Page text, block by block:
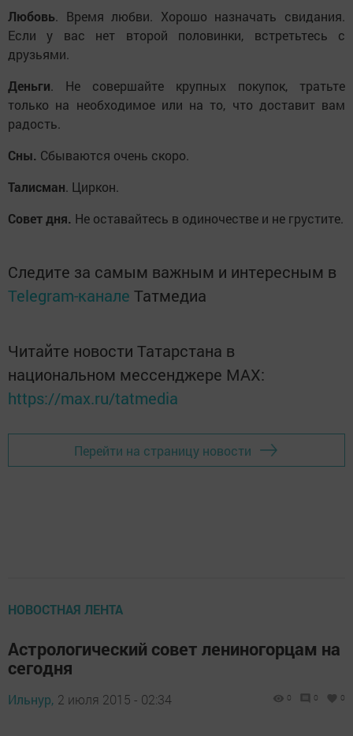
Любовь. Время любви. Хорошо назначать свидания.
Если у вас нет второй половинки, встретьтесь с
друзьями.
Деньги. Не совершайте крупных покупок, тратьте
только на необходимое или на то, что доставит вам
радость.
Сны. Сбываются очень скоро.
Талисман. Циркон.
Совет дня. Не оставайтесь в одиночестве и не грустите.
Следите за самым важным и интересным в
Telegram-канале Татмедиа
Читайте новости Татарстана в
национальном мессенджере MАХ:
https://max.ru/tatmedia
Перейти на страницу новости
НОВОСТНАЯ ЛЕНТА
Астрологический совет лениногорцам на
сегодня
Ильнур, 2 июля 2015 - 02:34 0 0 0